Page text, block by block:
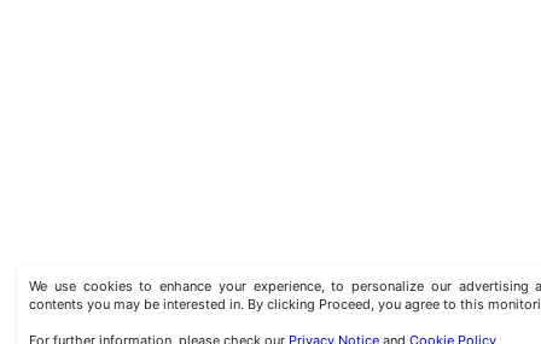
We use cookies to enhance your experience, to personalize our advertising
contents you may be interested in. By clicking Proceed, you agree to this
For further information, please check our Privacy Notice andCookie Policy